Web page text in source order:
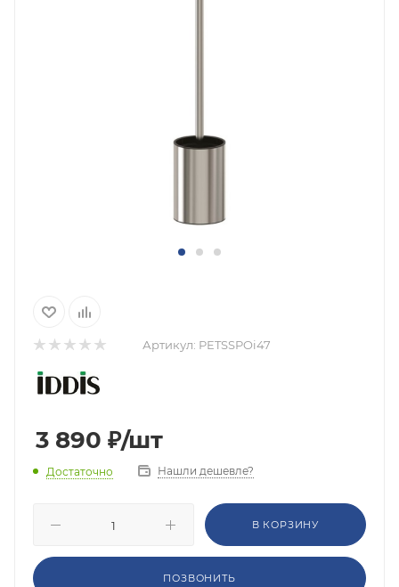
Артикул: PETSSPOi47
3 890 ₽/шт
Достаточно Нашли дешевле?
В КОРЗИНУ
ПОЗВОНИТЬ